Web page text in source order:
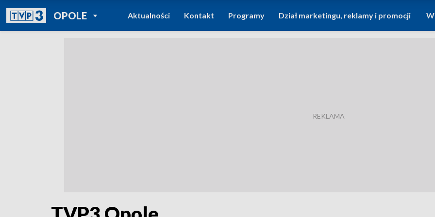
OPOLEPOWRÓT DO
TVP REGIONY
Aktualności Kontakt Programy Dział marketingu, reklamy i promocji